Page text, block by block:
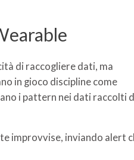
di raccogliere dati, ma
in gioco discipline come
i pattern nei dati raccolti
improvvise, inviando alert